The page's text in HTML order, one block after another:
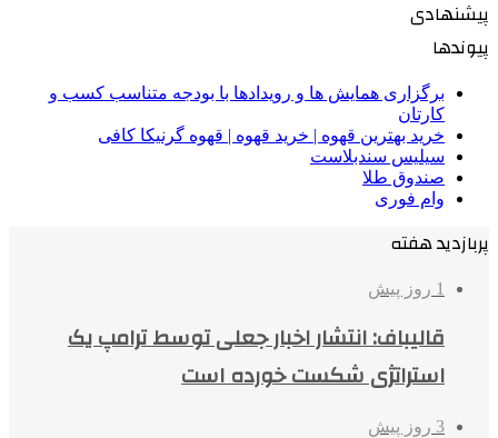
پیشنهادی
پیوندها
برگزاری همایش ها و رویدادها با بودجه متناسب کسب و
کارتان
خرید بهترین قهوه | خرید قهوه | قهوه گرنیکا کافی
سیلیس سندبلاست
صندوق طلا
وام فوری
پربازدید هفته
1 روز پیش
قالیباف: انتشار اخبار جعلی توسط ترامپ یک
استراتژی شکست خورده است
3 روز پیش